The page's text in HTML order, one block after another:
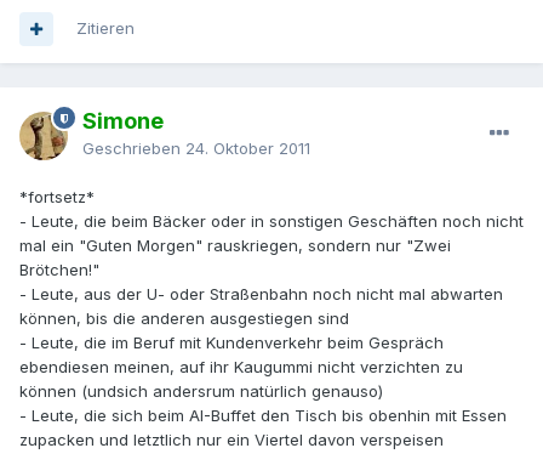
Zitieren
Simone
Geschrieben 24. Oktober 2011
*fortsetz*
- Leute, die beim Bäcker oder in sonstigen Geschäften noch nicht
mal ein "Guten Morgen" rauskriegen, sondern nur "Zwei
Brötchen!"
- Leute, aus der U- oder Straßenbahn noch nicht mal abwarten
können, bis die anderen ausgestiegen sind
- Leute, die im Beruf mit Kundenverkehr beim Gespräch
ebendiesen meinen, auf ihr Kaugummi nicht verzichten zu
können (undsich andersrum natürlich genauso)
- Leute, die sich beim AI-Buffet den Tisch bis obenhin mit Essen
zupacken und letztlich nur ein Viertel davon verspeisen